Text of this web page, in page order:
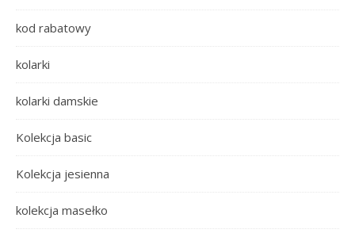
kod rabatowy
kolarki
kolarki damskie
Kolekcja basic
Kolekcja jesienna
kolekcja masełko